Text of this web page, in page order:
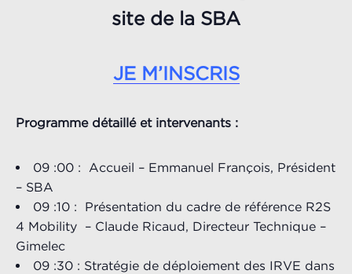
site de la SBA
JE M’INSCRIS
Programme détaillé et intervenants :
09 :00 : Accueil – Emmanuel François, Président
– SBA
09 :10 : Présentation du cadre de référence R2S
4 Mobility – Claude Ricaud, Directeur Technique –
Gimelec
09 :30 : Stratégie de déploiement des IRVE dans